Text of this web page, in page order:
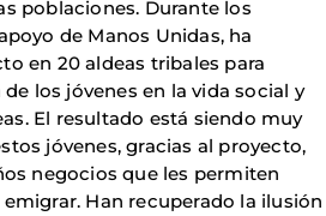
poblaciones. Durante los
de Manos Unidas, ha
en 20 aldeas tribales para
los jóvenes en la vida social y
El resultado está siendo muy
jóvenes, gracias al proyecto,
negocios que les permiten
Han recuperado la ilusión